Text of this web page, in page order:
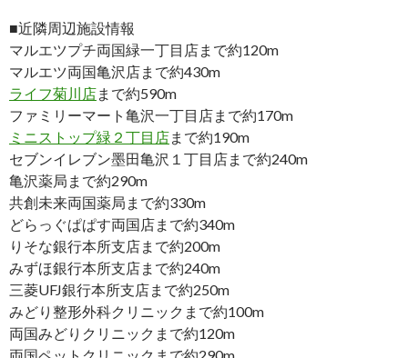
■近隣周辺施設情報
マルエツプチ両国緑一丁目店まで約120m
マルエツ両国亀沢店まで約430m
ライフ菊川店まで約590m
ファミリーマート亀沢一丁目店まで約170m
ミニストップ緑２丁目店まで約190m
セブンイレブン墨田亀沢１丁目店まで約240m
亀沢薬局まで約290m
共創未来両国薬局まで約330m
どらっぐぱぱす両国店まで約340m
りそな銀行本所支店まで約200m
みずほ銀行本所支店まで約240m
三菱UFJ銀行本所支店まで約250m
みどり整形外科クリニックまで約100m
両国みどりクリニックまで約120m